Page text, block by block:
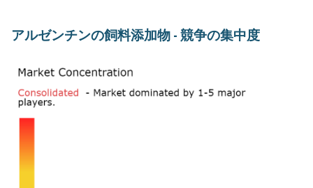
アルゼンチンの飼料添加物 - 競争の集中度